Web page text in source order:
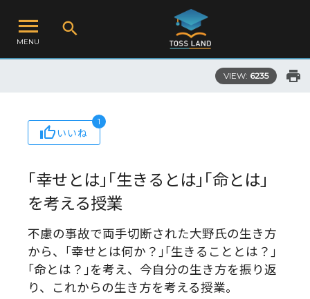
MENU
VIEW: 6235
いいね
1
｢幸せとは｣｢生きるとは｣｢命とは｣
を考える授業
不慮の事故で両手切断された大野氏の生き方
から、｢幸せとは何か？｣｢生きることとは？｣
｢命とは？｣を考え、今自分の生き方を振り返
り、これからの生き方を考える授業。